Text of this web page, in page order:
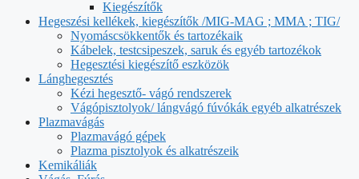
Kiegészítők
Hegeszési kellékek, kiegészítők /MIG-MAG ; MMA ; TIG/
Nyomáscsökkentők és tartozékaik
Kábelek, testcsipeszek, saruk és egyéb tartozékok
Hegesztési kiegészítő eszközök
Lánghegesztés
Kézi hegesztő- vágó rendszerek
Vágópisztolyok/ lángvágó fúvókák egyéb alkatrészek
Plazmavágás
Plazmavágó gépek
Plazma pisztolyok és alkatrészeik
Kemikáliák